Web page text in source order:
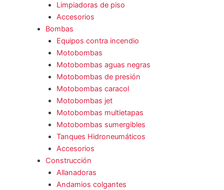
Limpiadoras de piso
Accesorios
Bombas
Equipos contra incendio
Motobombas
Motobombas aguas negras
Motobombas de presión
Motobombas caracol
Motobombas jet
Motobombas multietapas
Motobombas sumergibles
Tanques Hidroneumáticos
Accesorios
Construcción
Allanadoras
Andamios colgantes